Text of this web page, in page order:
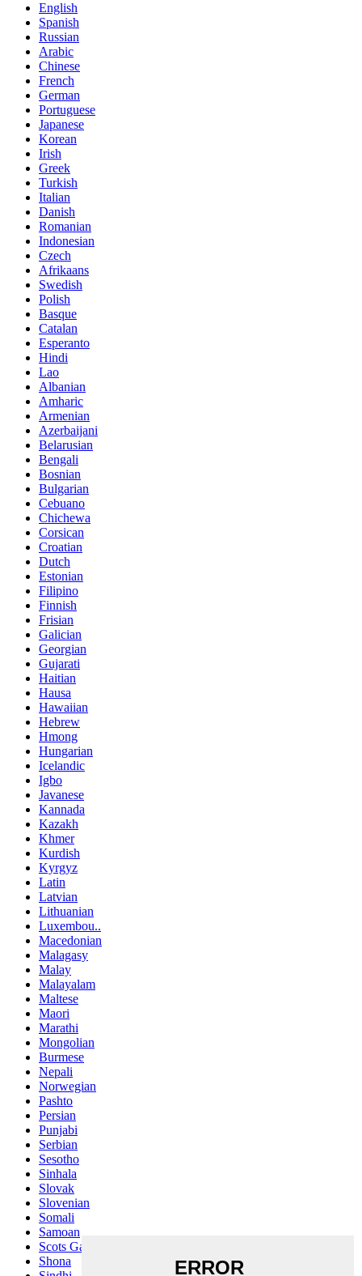
English
Spanish
Russian
Arabic
Chinese
French
German
Portuguese
Japanese
Korean
Irish
Greek
Turkish
Italian
Danish
Romanian
Indonesian
Czech
Afrikaans
Swedish
Polish
Basque
Catalan
Esperanto
Hindi
Lao
Albanian
Amharic
Armenian
Azerbaijani
Belarusian
Bengali
Bosnian
Bulgarian
Cebuano
Chichewa
Corsican
Croatian
Dutch
Estonian
Filipino
Finnish
Frisian
Galician
Georgian
Gujarati
Haitian
Hausa
Hawaiian
Hebrew
Hmong
Hungarian
Icelandic
Igbo
Javanese
Kannada
Kazakh
Khmer
Kurdish
Kyrgyz
Latin
Latvian
Lithuanian
Luxembou..
Macedonian
Malagasy
Malay
Malayalam
Maltese
Maori
Marathi
Mongolian
Burmese
Nepali
Norwegian
Pashto
Persian
Punjabi
Serbian
Sesotho
Sinhala
Slovak
Slovenian
Somali
Samoan
Scots Gaelic
Shona